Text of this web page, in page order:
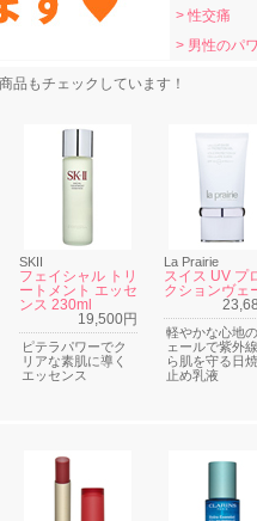
> 性交痛
> 男性のパ
品もチェックしています！
SKII
フェイシャル トリ
ートメント エッセ
ンス 230ml
19,500円
ピテラパワーでク
リアな素肌に導く
エッセンス
La Prairie
スイス UV プ
クションヴェ
軽やかな心地
ェールで紫外
ら肌を守る日
止め乳液